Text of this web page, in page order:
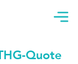
Quote